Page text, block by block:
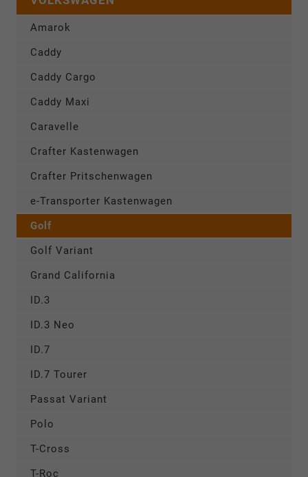
Amarok
Caddy
Caddy Cargo
Caddy Maxi
Caravelle
Crafter Kastenwagen
Crafter Pritschenwagen
e-Transporter Kastenwagen
Golf
Golf Variant
Grand California
ID.3
ID.3 Neo
ID.7
ID.7 Tourer
Passat Variant
Polo
T-Cross
T-Roc